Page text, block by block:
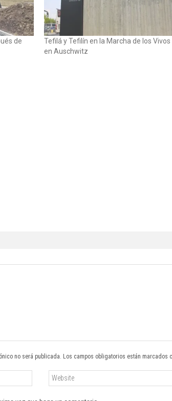
de
Tefilá y Tefilín en la Marcha de los Vivos
en Auschwitz
no será publicada. Los campos obligatorios están marcados